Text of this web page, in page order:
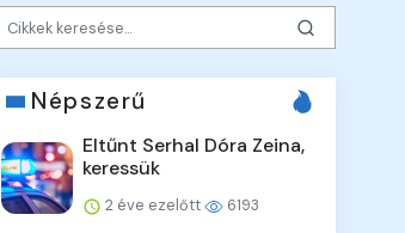
Népszerű
Eltűnt Serhal Dóra Zeina,
keressük
2 éve ezelőtt 6193